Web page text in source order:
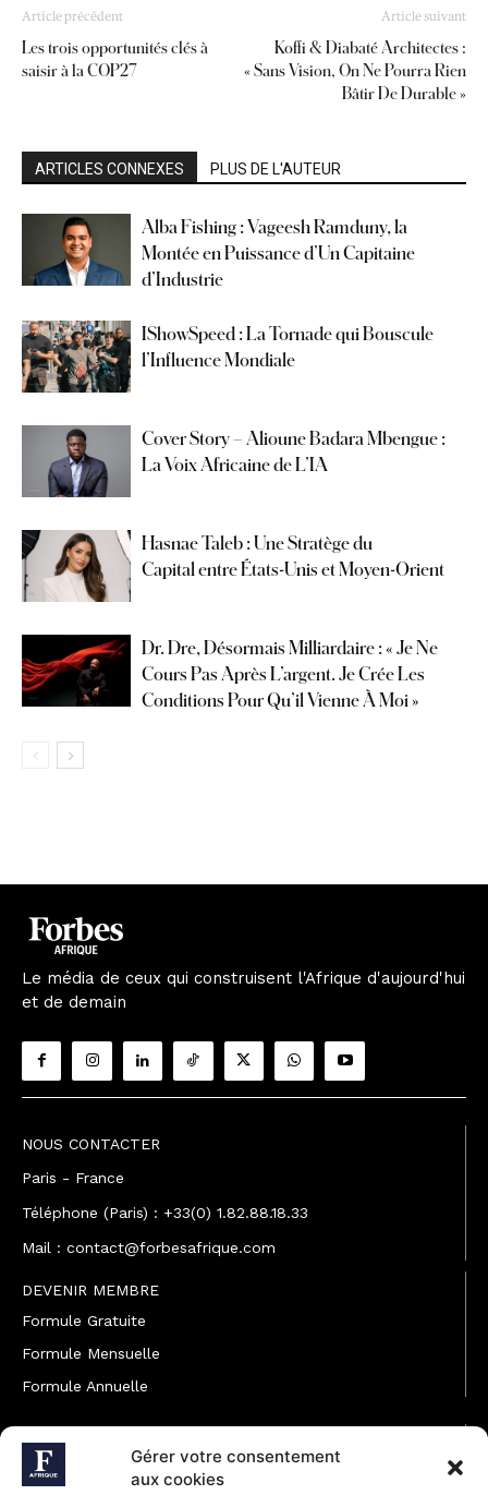
Gérer votre consentement
aux cookies
Article précédent
Les trois opportunités clés à
saisir à la COP27
Article suivant
Koffi & Diabaté Architectes :
« Sans Vision, On Ne Pourra Rien
Bâtir De Durable »
ARTICLES CONNEXES PLUS DE L'AUTEUR
Alba Fishing : Vageesh Ramduny, la
Montée en Puissance d’Un Capitaine
d’Industrie
IShowSpeed : La Tornade qui Bouscule
l’Influence Mondiale
Cover Story – Alioune Badara Mbengue :
La Voix Africaine de L’IA
Hasnae Taleb : Une Stratège du
Capital entre États-Unis et Moyen-Orient
Dr. Dre, Désormais Milliardaire : « Je Ne
Cours Pas Après L’argent. Je Crée Les
Conditions Pour Qu’il Vienne À Moi »
Le média de ceux qui construisent l'Afrique d'aujourd'hui
et de demain
NOUS CONTACTER
Paris - France
Téléphone (Paris) : +33(0) 1.82.88.18.33
Mail : contact@forbesafrique.com
DEVENIR MEMBRE
Formule Gratuite
Formule Mensuelle
Formule Annuelle
JOINDRE L'ÉQUIPE
Rédaction